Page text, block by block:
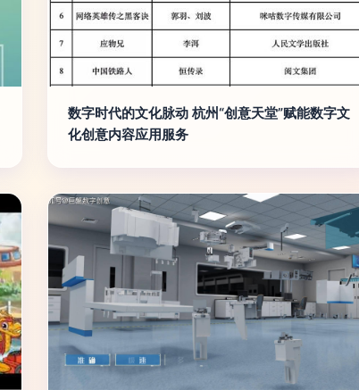
数字时代的文化脉动 杭州“创意天堂”赋能数字文
化创意内容应用服务